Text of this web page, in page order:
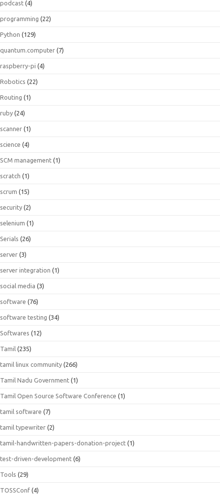
podcast (4)
programming (22)
Python (129)
quantum.computer (7)
raspberry-pi (4)
Robotics (22)
Routing (1)
ruby (24)
scanner (1)
science (4)
SCM management (1)
scratch (1)
scrum (15)
security (2)
selenium (1)
Serials (26)
server (3)
server integration (1)
social media (3)
software (76)
software testing (34)
Softwares (12)
Tamil (235)
tamil linux community (266)
Tamil Nadu Government (1)
Tamil Open Source Software Conference (1)
tamil software (7)
tamil typewriter (2)
tamil-handwritten-papers-donation-project (1)
test-driven-development (6)
Tools (29)
TOSSConf (4)